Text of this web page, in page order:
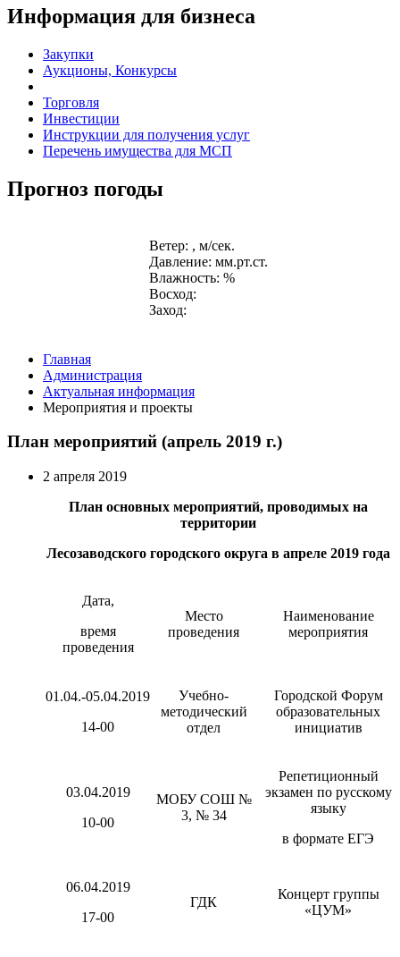
Информация для бизнеса
Закупки
Аукционы, Конкурсы
Торговля
Инвестиции
Инструкции для получения услуг
Перечень имущества для МСП
Прогноз погоды
Ветер: , м/сек.
Давление: мм.рт.ст.
Влажность: %
Восход:
Заход:
Главная
Администрация
Актуальная информация
Мероприятия и проекты
План мероприятий (апрель 2019 г.)
2 апреля 2019
План основных мероприятий, проводимых на
территории
Лесозаводского городского округа в апреле 2019 года
Дата,
время
проведения
Место
проведения
Наименование
мероприятия
01.04.-05.04.2019
14-00
Учебно-
методический
отдел
Городской Форум
образовательных
инициатив
03.04.2019
10-00
МОБУ СОШ №
3, № 34
Репетиционный
экзамен по русскому
языку
в формате ЕГЭ
06.04.2019
17-00
ГДК
Концерт группы
«ЦУМ»